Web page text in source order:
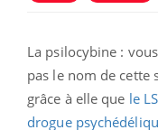
La psilocybine :
pas le nom de cette
grâce à elle que le
drogue